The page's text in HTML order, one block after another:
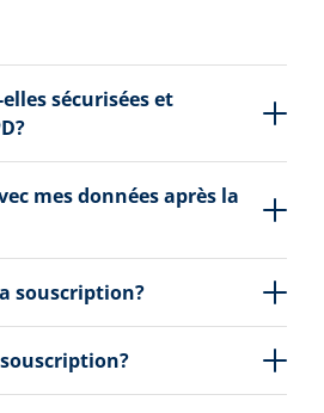
sécurisées et
mes données après la
souscription?